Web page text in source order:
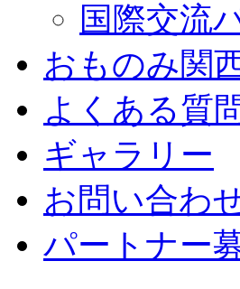
国際交流
おものみ関
よくある質
ギャラリー
お問い合わ
パートナー